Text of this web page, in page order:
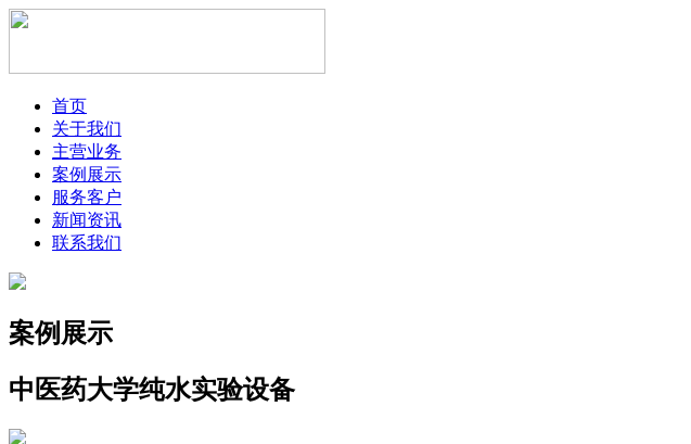
首页
关于我们
主营业务
案例展示
服务客户
新闻资讯
联系我们
案例展示
中医药大学纯水实验设备